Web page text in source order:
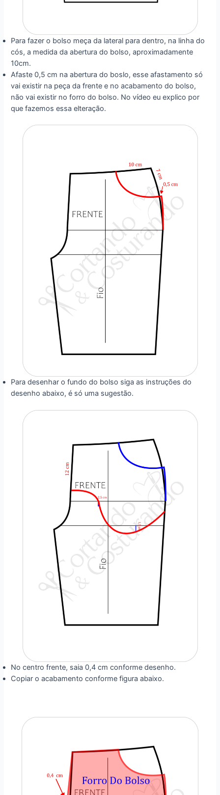
Para fazer o bolso meça da lateral para dentro, na linha do
cós, a medida da abertura do bolso, aproximadamente
10cm.
Afaste 0,5 cm na abertura do boslo, esse afastamento só
vai existir na peça da frente e no acabamento do bolso,
não vai existir no forro do bolso. No vídeo eu explico por
que fazemos essa elteração.
Para desenhar o fundo do bolso siga as instruções do
desenho abaixo, é só uma sugestão.
No centro frente, saia 0,4 cm conforme desenho.
Copiar o acabamento conforme figura abaixo.